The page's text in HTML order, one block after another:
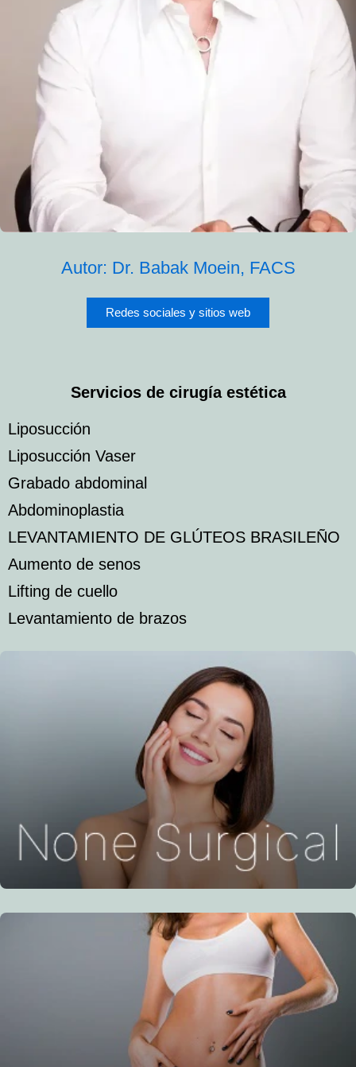
Autor: Dr. Babak Moein, FACS
Redes sociales y sitios web
Servicios de cirugía estética
Liposucción
Liposucción Vaser
Grabado abdominal
Abdominoplastia
LEVANTAMIENTO DE GLÚTEOS BRASILEÑO
Aumento de senos
Lifting de cuello
Levantamiento de brazos